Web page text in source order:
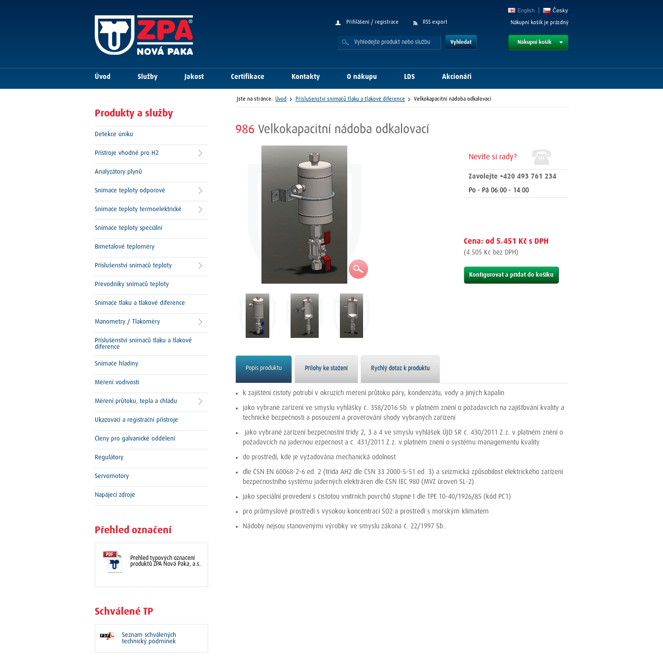
986 Velkokapacitní nádoba odkalovací
Nevíte si rady?
Zavolejte +420 493 761 234
Po - Pá 06:00 - 14:00
Cena: od 5.451 Kč s DPH
(4.505 Kč bez DPH)
Konfigurovat a přidat do košíku
Popis produktu Přílohy ke stažení Rychlý dotaz k produktu
k zajištění čistoty potrubí v okruzích měření průtoku páry, kondenzátu, vody a jiných kapalin
jako vybrané zařízení ve smyslu vyhlášky č. 358/2016 Sb. v platném znění o požadavcích na zajišťování kvality a
technické bezpečnosti a posouzení a prověřování shody vybraných zařízení
jako vybrané zařízení bezpečnostní třídy 2, 3 a 4 ve smyslu vyhlášek ÚJD SR č. 430/2011 Z.z. v platném znění o
požadavcích na jadernou ezpečnost a č. 431/2011 Z.z. v platném znění o systému managementu kvality
do prostředí, kde je vyžadována mechanická odolnost
dle ČSN EN 60068-2-6 ed. 2 (třída AH2 dle ČSN 33 2000-5-51 ed. 3) a seizmická způsobilost elektrického zařízení
bezpečnostního systému jaderných elektráren dle ČSN IEC 980 (MVZ úroveň SL-2).
jako speciální provedení s čistotou vnitřních povrchů stupně I dle TPE 10-40/1926/85 (kód PC1)
pro průmyslové prostředí s vysokou koncentrací SO2 a prostředí s mořským klimatem
Nádoby nejsou stanovenými výrobky ve smyslu zákona č. 22/1997 Sb..
Produkty a služby
Detekce úniku
Přístroje vhodné pro H2
Analyzátory plynů
Snímače teploty odporové
Snímače teploty termoelektrické
Snímače teploty speciální
Bimetalové teploměry
Příslušenství snímačů teploty
Převodníky snímačů teploty
Snímače tlaku a tlakové diference
Manometry / Tlakoměry
Příslušenství snímačů tlaku a tlakové
diference
Snímače hladiny
Měření vodivosti
Měření průtoku, tepla a chladu
Ukazovací a registrační přístroje
Členy pro galvanické oddělení
Regulátory
Servomotory
Napájecí zdroje
Přehled označení
Přehled typových označení
produktů ZPA Nová Paka, a.s.
Schválené TP
Seznam schválených
technický podmínek
Přihlášení / registrace RSS export
Vyhledat
Nákupní košík je prázdný
Nákupní košík
Česky
English
Úvod Služby Jakost Certifikace Kontakty O nákupu LDS Akcionáři
Jste na stránce: Úvod Příslušenství snímačů tlaku a tlakové diference Velkokapacitní nádoba odkalovací